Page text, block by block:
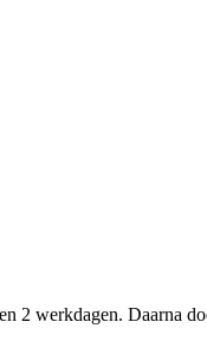
werkdagen. Daarna